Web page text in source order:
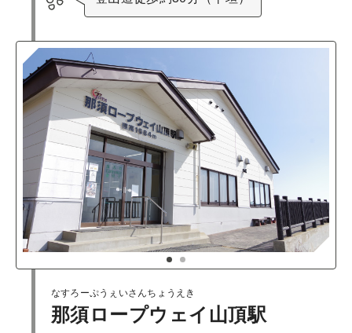
なすろーぷうぇいさんちょうえき
那須ロープウェイ山頂駅